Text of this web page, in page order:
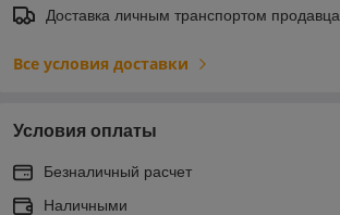
Доставка личным транспортом продавца
Все условия доставки
Условия оплаты
Безналичный расчет
Наличными